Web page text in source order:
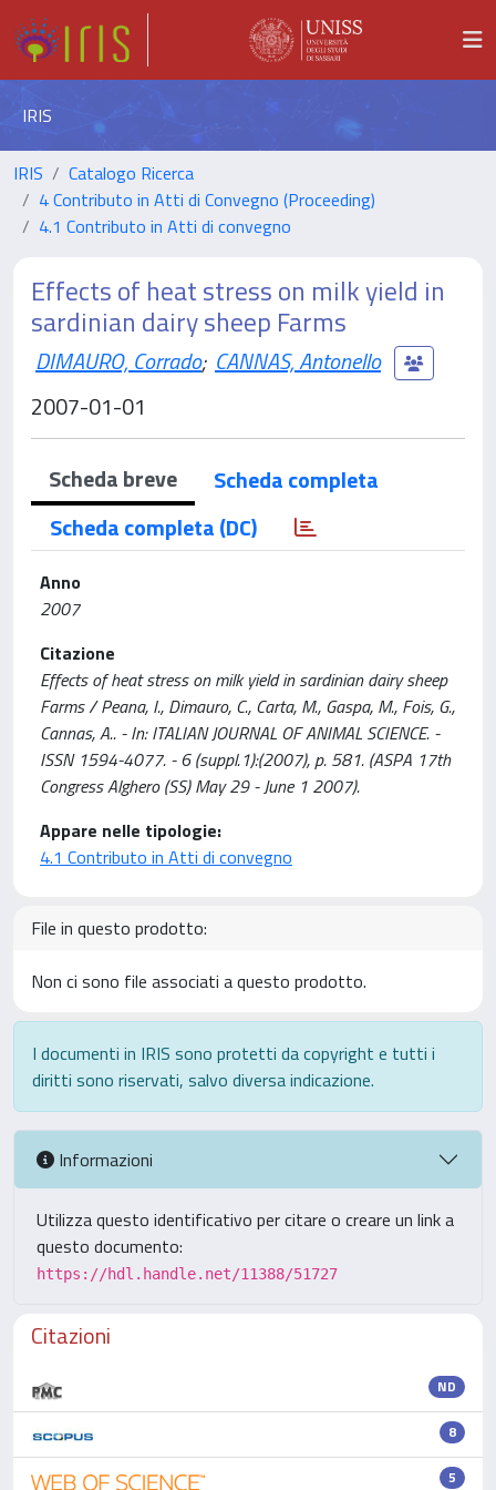
IRIS
IRIS
Catalogo Ricerca
4 Contributo in Atti di Convegno (Proceeding)
4.1 Contributo in Atti di convegno
Effects of heat stress on milk yield in
sardinian dairy sheep Farms
DIMAURO, Corrado; CANNAS, Antonello
2007-01-01
Scheda breve
Scheda completa
Scheda completa (DC)
Anno
2007
Citazione
Effects of heat stress on milk yield in sardinian dairy sheep
Farms / Peana, I., Dimauro, C., Carta, M., Gaspa, M., Fois, G.,
Cannas, A.. - In: ITALIAN JOURNAL OF ANIMAL SCIENCE. -
ISSN 1594-4077. - 6 (suppl.1):(2007), p. 581. (ASPA 17th
Congress Alghero (SS) May 29 - June 1 2007).
Appare nelle tipologie:
4.1 Contributo in Atti di convegno
File in questo prodotto:
Non ci sono file associati a questo prodotto.
I documenti in IRIS sono protetti da copyright e tutti i
diritti sono riservati, salvo diversa indicazione.
Informazioni
Utilizza questo identificativo per citare o creare un link a
questo documento:
https://hdl.handle.net/11388/51727
Citazioni
ND
8
5